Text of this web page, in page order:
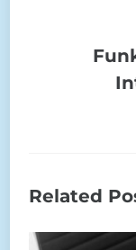
Related